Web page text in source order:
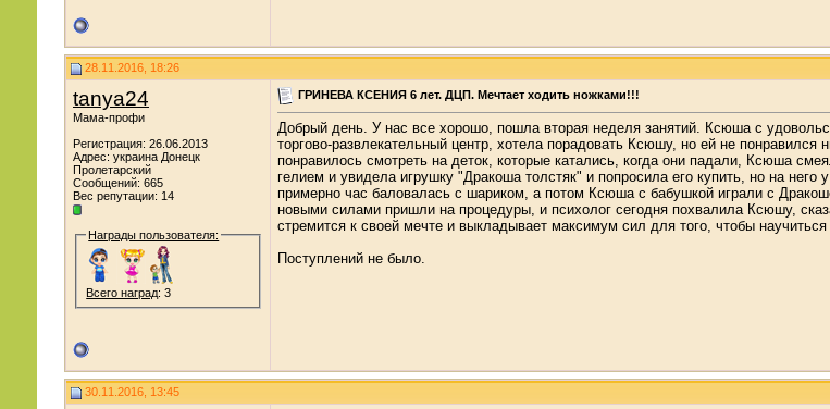
28.11.2016, 18:26
tanya24
Мама-профи
Регистрация: 26.06.2013
Адрес: украина Донецк
Пролетарский
Сообщений: 665
Вес репутации: 14
Награды пользователя:
Всего наград: 3
ГРИНЕВА КСЕНИЯ 6 лет. ДЦП. Мечтает ходить ножками!!!
Добрый день. У нас все хорошо, пошла вторая неделя занятий. Ксюша с
торгово-развлекательный центр, хотела порадовать Ксюшу, но ей не
понравилось смотреть на деток, которые катались, когда они падали, Ксюша
гелием и увидела игрушку "Дракоша толстяк" и попросила его купить, но на
примерно час баловалась с шариком, а потом Ксюша с бабушкой играли с
новыми силами пришли на процедуры, и психолог сегодня похвалила Ксюшу,
стремится к своей мечте и выкладывает максимум сил для того, чтобы научиться
Поступлений не было.
30.11.2016, 13:45